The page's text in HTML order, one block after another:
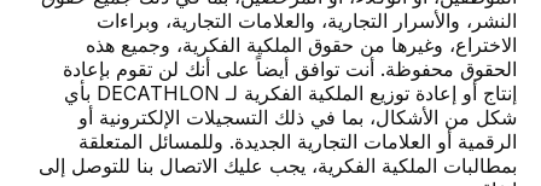
النشر، والأسرار التجارية، والعلامات التجارية، وبراءات
الاختراع، وغيرها من حقوق الملكية الفكرية، وجميع هذه
الحقوق محفوظة. أنت توافق أيضاً على أنك لن تقوم بإعادة
إنتاج أو إعادة توزيع الملكية الفكرية لـ DECATHLON بأي
شكل من الأشكال، بما في ذلك التسجيلات الإلكترونية أو
الرقمية أو العلامات التجارية الجديدة. وللمسائل المتعلقة
بمطالبات الملكية الفكرية، يجب عليك الاتصال بنا للتوصل إلى